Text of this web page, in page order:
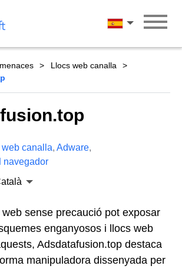
Català
Llocs web canalla
web canalla, Adware,
navegador
sense precaució pot exposar
enganyosos i llocs web
Adsdatafusion.top destaca
manipuladora dissenyada per